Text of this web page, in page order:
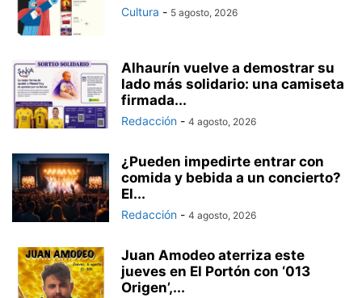
Cultura - 5 agosto, 2026
Alhaurín vuelve a demostrar su
lado más solidario: una camiseta
firmada...
Redacción - 4 agosto, 2026
¿Pueden impedirte entrar con
comida y bebida a un concierto?
El...
Redacción - 4 agosto, 2026
Juan Amodeo aterriza este
jueves en El Portón con ‘013
Origen’,...